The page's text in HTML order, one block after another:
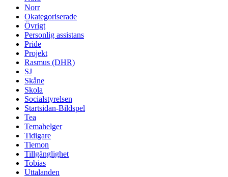
Norr
Okategoriserade
Övrigt
Personlig assistans
Pride
Projekt
Rasmus (DHR)
SJ
Skåne
Skola
Socialstyrelsen
Startsidan-Bildspel
Tea
Temahelger
Tidigare
Tiemon
Tillgänglighet
Tobias
Uttalanden